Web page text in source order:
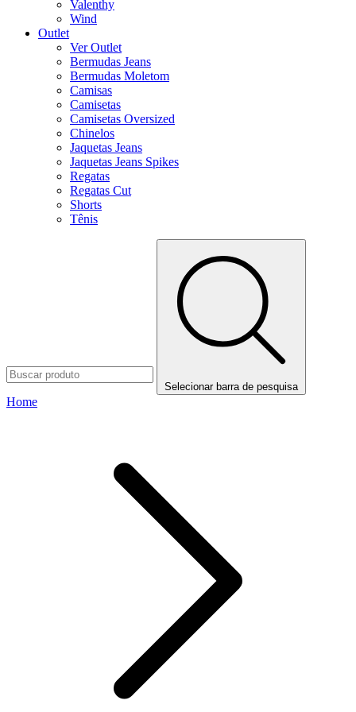
Valenthy
Wind
Outlet
Ver Outlet
Bermudas Jeans
Bermudas Moletom
Camisas
Camisetas
Camisetas Oversized
Chinelos
Jaquetas Jeans
Jaquetas Jeans Spikes
Regatas
Regatas Cut
Shorts
Tênis
Selecionar barra de pesquisa
Home